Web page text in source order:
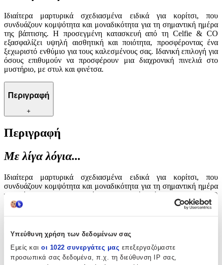
Υπεύθυνη χρήση των δεδομένων σας
Εμείς και οι 1022 συνεργάτες μας επεξεργαζόμαστε
προσωπικά σας δεδομένα, π.χ. τη διεύθυνση IP σας,
Ιδιαίτερα μαρτυρικά σχεδιασμένα ειδικά για κορίτσι, που
συνδυάζουν κομψότητα και μοναδικότητα για τη σημαντική ημέρα
της βάπτισης. Η προσεγμένη κατασκευή από τη Celfie & CO
εξασφαλίζει υψηλή αισθητική και ποιότητα, προσφέροντας ένα
ξεχωριστό ενθύμιο για τους καλεσμένους σας. Ιδανική επιλογή για
όσους επιθυμούν να προσφέρουν μια διαχρονική πινελιά στο
μυστήριο, με στυλ και φινέτσα.
Περιγραφή
+
Περιγραφή
Με λίγα λόγια...
Ιδιαίτερα μαρτυρικά σχεδιασμένα ειδικά για κορίτσι, που
συνδυάζουν κομψότητα και μοναδικότητα για τη σημαντική ημέρα
της βάπτισης. Η προσεγμένη κατασκευή από τη Celfie & CO
εξασφαλίζει υψηλή αισθητική και ποιότητα, προσφέροντας ένα
μυστήριο, με στυλ και φινέτσα.
Χαρακτηριστικά